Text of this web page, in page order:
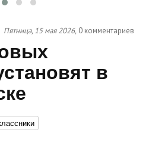
Пятница, 15 мая 2026, 0 комментариев
в